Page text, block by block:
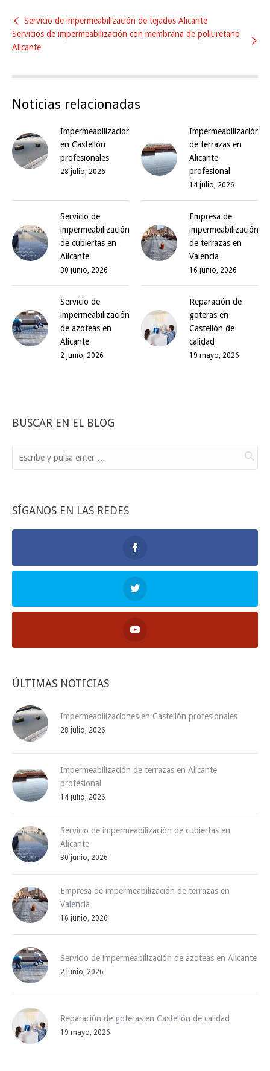
Servicio de impermeabilización de tejados Alicante
Servicios de impermeabilización con membrana de poliuretano
Alicante
Noticias relacionadas
Impermeabilizaciones
en Castellón
profesionales
28 julio, 2026
Impermeabilización
de terrazas en
Alicante
profesional
14 julio, 2026
Servicio de
impermeabilización
de cubiertas en
Alicante
30 junio, 2026
Empresa de
impermeabilización
de terrazas en
Valencia
16 junio, 2026
Servicio de
impermeabilización
de azoteas en
Alicante
2 junio, 2026
Reparación de
goteras en
Castellón de
calidad
19 mayo, 2026
BUSCAR EN EL BLOG
SÍGANOS EN LAS REDES
ÚLTIMAS NOTICIAS
Impermeabilizaciones en Castellón profesionales
28 julio, 2026
Impermeabilización de terrazas en Alicante
profesional
14 julio, 2026
Servicio de impermeabilización de cubiertas en
Alicante
30 junio, 2026
Empresa de impermeabilización de terrazas en
Valencia
16 junio, 2026
Servicio de impermeabilización de azoteas en Alicante
2 junio, 2026
Reparación de goteras en Castellón de calidad
19 mayo, 2026